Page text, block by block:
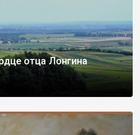
отца Лонгина